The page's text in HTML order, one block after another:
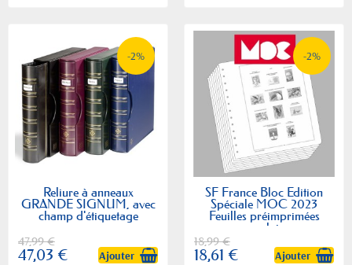
-2%
Reliure à anneaux
GRANDE SIGNUM, avec
champ d'étiquetage
47,99 €
47,03 € Ajouter
-2%
SF France Bloc Edition
Spéciale MOC 2023
Feuilles préimprimées
moclair
18,99 €
18,61 € Ajouter